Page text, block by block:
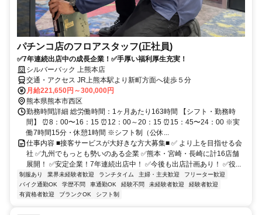
パチンコ店のフロアスタッフ(正社員)
✅7年連続出店中の成長企業！✅手厚い福利厚生充実！
シルバーバック 上熊本店
交通・アクセス JR上熊本駅より新町方面へ徒歩５分
月給221,650円～300,000円
熊本県熊本市西区
勤務時間詳細 総労働時間：1ヶ月あたり163時間 【シフト・勤務時
間】 ⏰8：00〜16：15 ⏰12：00～20：15 ⏰15：45〜24：00 ※実
働7時間15分・休憩1時間 ※シフト制（公休...
仕事内容 ■接客サービスが大好きな方大募集■ ✅ より上を目指せる会
社 ✅九州でもっとも勢いのある企業 ✅熊本・宮崎・長崎に計16店舗
展開！ ✅安定企業！7年連続出店中！ ✅今後も出店計画あり！ ✅役...
制服あり 業界未経験者歓迎 ランチタイム 主婦・主夫歓迎
フリーター歓迎
バイク通勤OK
学歴不問 車通勤OK 経験不問 未経験者歓迎
経験者歓迎
有資格者歓迎
ブランクOK シフト制